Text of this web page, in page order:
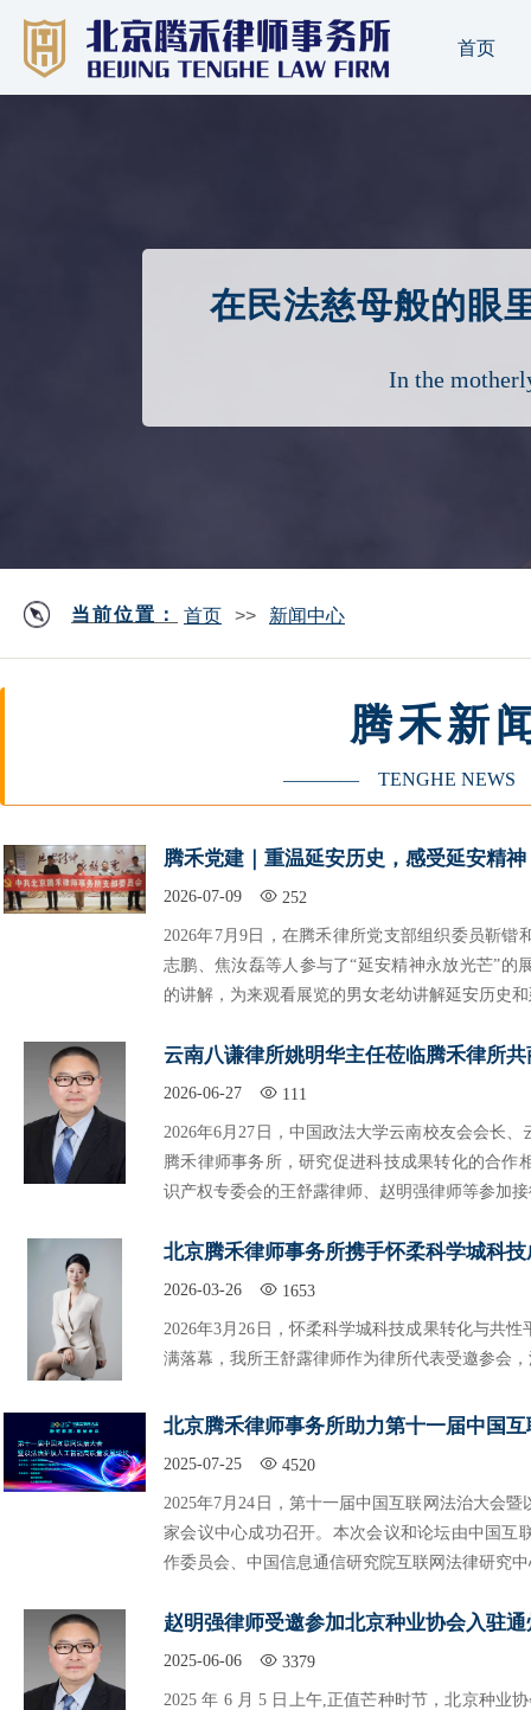
在民法慈母般的
In the
·
当前位置： 首页 >> 新闻中心
腾禾新
———— TENGHE
腾禾党建｜重温延安历史，感受延安精
2026-07-09 252
2026年7月9日，在腾禾律所党支部组织委员靳
志鹏、焦汝磊等人参与了“延安精神永放光芒”的
的讲解，为来观看展览的男女老幼讲解延安历史
云南八谦律所姚明华主任莅临腾禾律所
2026-06-27 111
2026年6月27日，中国政法大学云南校友会会长
腾禾律师事务所，研究促进科技成果转化的合作
识产权专委会的王舒露律师、赵明强律师等参加
北京腾禾律师事务所携手怀柔科学城科
2026-03-26 1653
2026年3月26日，怀柔科学城科技成果转化与共
满落幕，我所王舒露律师作为律所代表受邀参会
北京腾禾律师事务所助力第十一届中国
2025-07-25 4520
2025年7月24日，第十一届中国互联网法治大会
家会议中心成功召开。本次会议和论坛由中国互
作委员会、中国信息通信研究院互联网法律研究
赵明强律师受邀参加北京种业协会入驻
2025-06-06 3379
2025 年 6 月 5 日上午,正值芒种时节，北京种业
首页